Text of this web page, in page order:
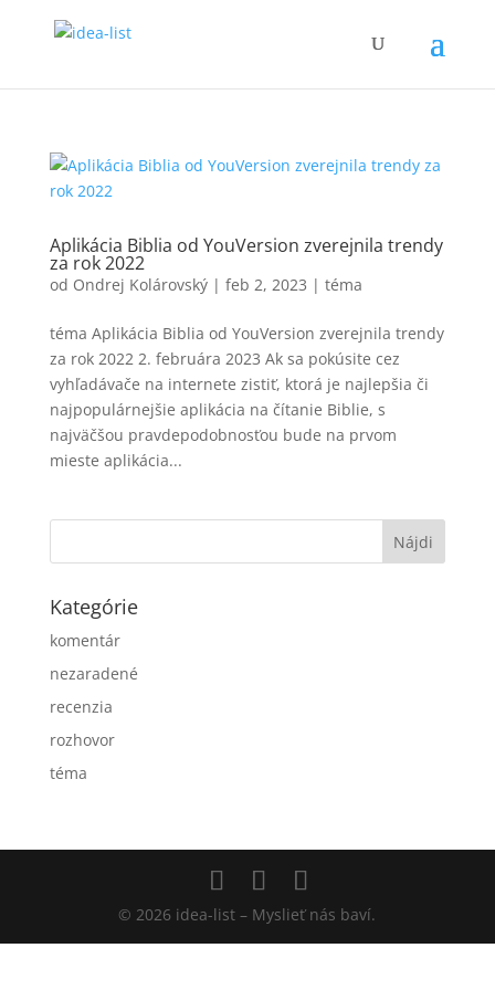
Aplikácia Biblia od YouVersion zverejnila trendy
za rok 2022
od Ondrej Kolárovský| feb 2, 2023 | téma
téma Aplikácia Biblia od YouVersion zverejnila trendy
za rok 2022 2. februára 2023 Ak sa pokúsite cez
vyhľadávače na internete zistiť, ktorá je najlepšia či
najpopulárnejšie aplikácia na čítanie Biblie, s
najväčšou pravdepodobnosťou bude na prvom
mieste aplikácia...
Kategórie
komentár
nezaradené
recenzia
rozhovor
téma
© 2026 idea-list – Myslieť nás baví.